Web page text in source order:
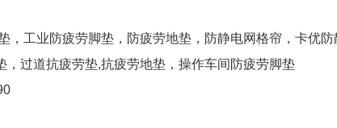
，工业防疲劳脚垫，防疲劳地垫，防静电网格帘，卡优防
过道抗疲劳垫,抗疲劳地垫，操作车间防疲劳脚垫